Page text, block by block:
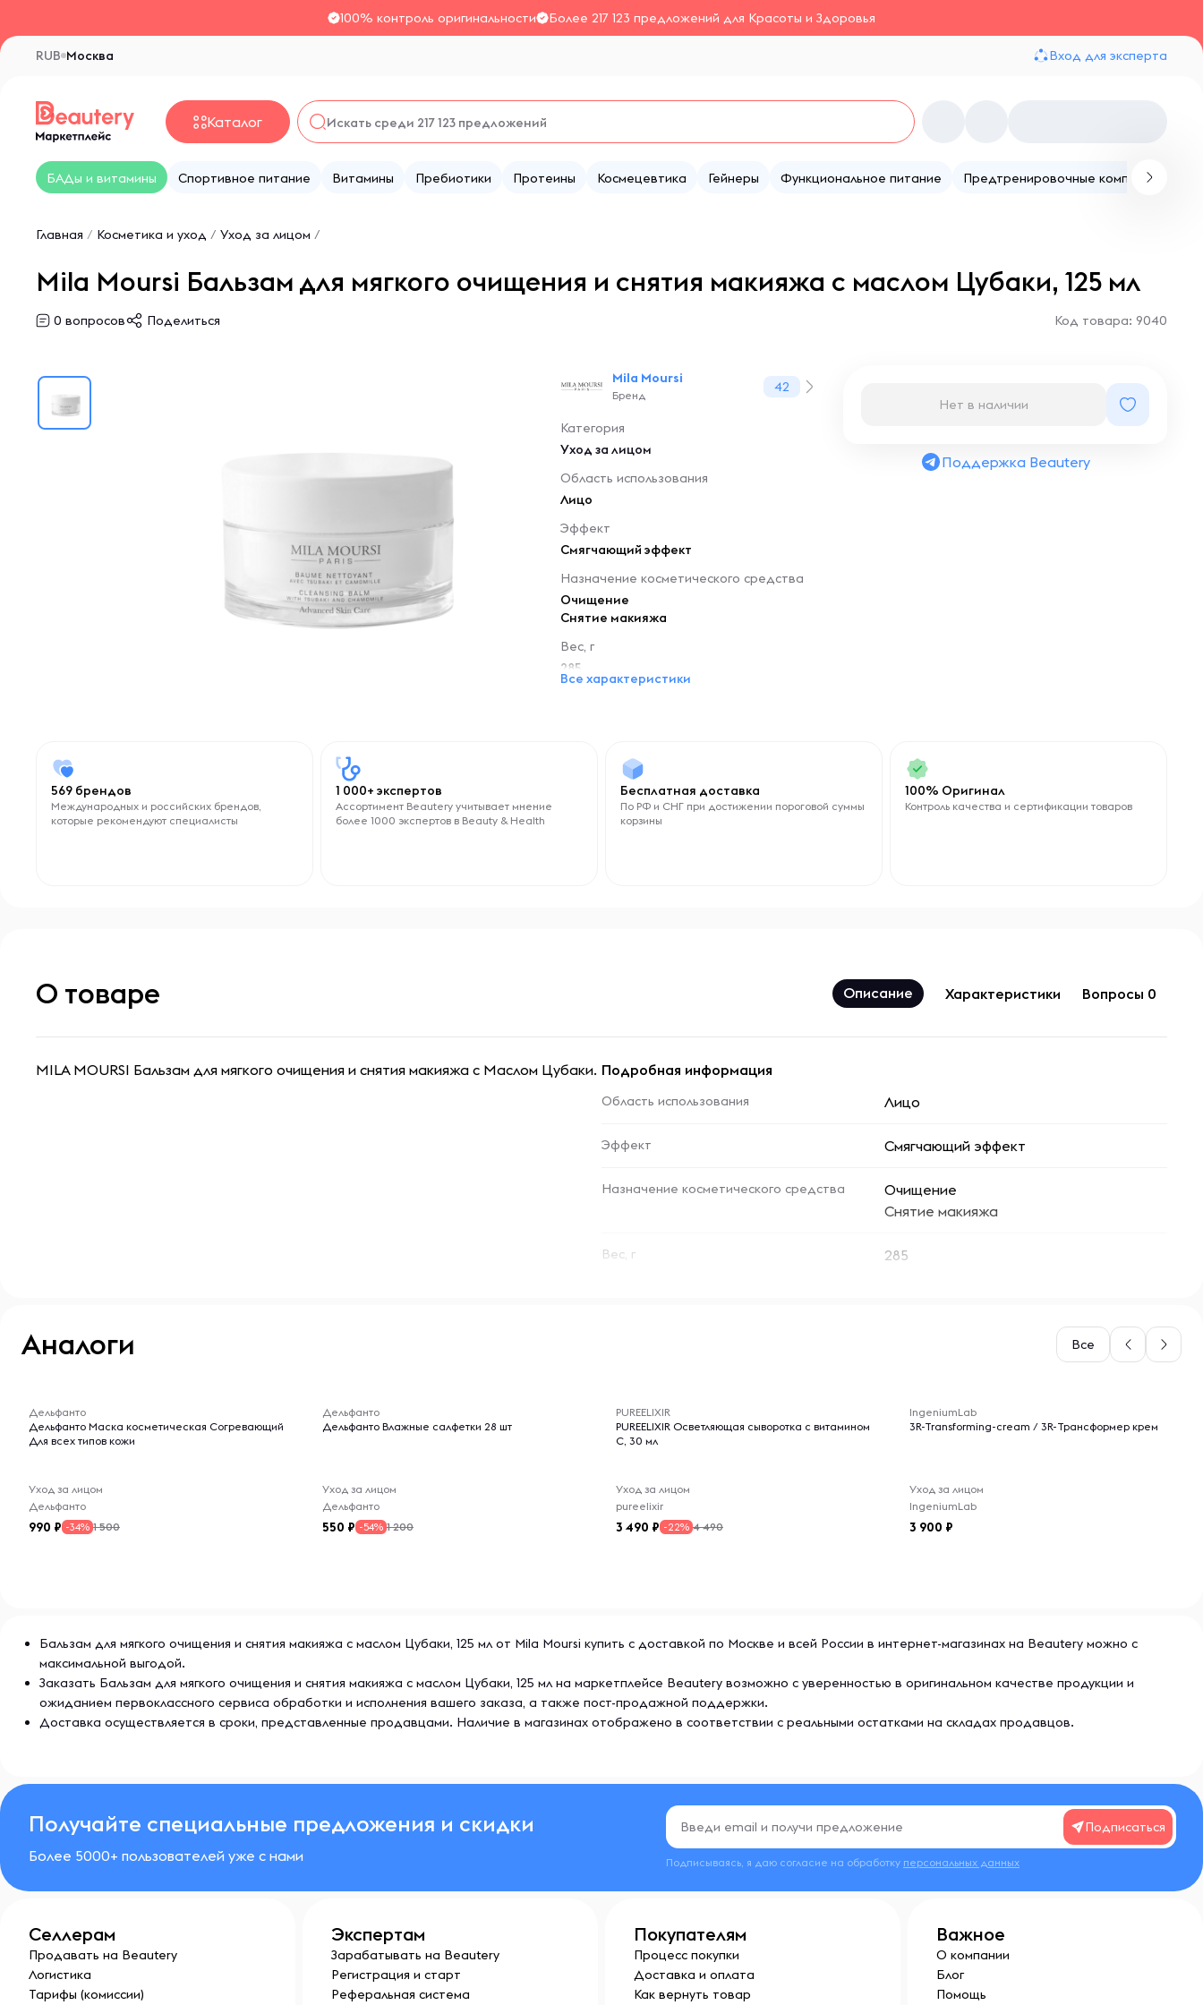
100% контроль оригинальности Более 217 123 предложений для Красоты и Здоровья
Москва
RUB Вход для эксперта
Каталог
БАДы и витамины Спортивное питание Витамины Пребиотики Протеины Космецевтика Гейнеры Функциональное питание Предтренировочные комплексы
Главная / Косметика и уход / Уход за лицом /
Mila Moursi Бальзам для мягкого очищения и снятия макияжа с маслом Цубаки, 125 мл
0 вопросов Поделиться Код товара: 9040
Mila Moursi
Бренд
42
Категория
Уход за лицом
Область использования
Лицо
Эффект
Смягчающий эффект
Назначение косметического средства
Очищение
Снятие макияжа
Вес, г
285
Все характеристики
Нет в наличии
Поддержка Beautery
569 брендов
Международных и российских брендов,
которые рекомендуют специалисты
1 000+ экспертов
Ассортимент Beautery учитывает мнение
более 1000 экспертов в Beauty & Health
Бесплатная доставка
По РФ и СНГ при достижении пороговой суммы
корзины
100% Оригинал
Контроль качества и сертификации товаров
О товаре Описание Характеристики Вопросы 0
MILA MOURSI Бальзам для мягкого очищения и снятия макияжа с Маслом Цубаки. Подробная информация
Область использования Лицо
Эффект Смягчающий эффект
Назначение косметического средства
Очищение
Снятие макияжа
Вес, г 285
Аналоги Все
Дельфанто
Дельфанто Маска косметическая Согревающий
Для всех типов кожи
Уход за лицом
Дельфанто
990 -34% 1 500
Дельфанто
Дельфанто Влажные салфетки 28 шт
Уход за лицом
Дельфанто
550 -54% 1 200
PUREELIXIR
PUREELIXIR Осветляющая сыворотка с витамином
С, 30 мл
Уход за лицом
pureelixir
3 490 -22% 4 490
IngeniumLab
3R-Transforming-cream / 3R-Трансформер крем
Уход за лицом
IngeniumLab
3 900
Бальзам для мягкого очищения и снятия макияжа с маслом Цубаки, 125 мл от Mila Moursi купить с доставкой по Москве и всей России в интернет-магазинах на Beautery можно с
максимальной выгодой.
Заказать Бальзам для мягкого очищения и снятия макияжа с маслом Цубаки, 125 мл на маркетплейсе Beautery возможно с уверенностью в оригинальном качестве продукции и
ожиданием первоклассного сервиса обработки и исполнения вашего заказа, а также пост-продажной поддержки.
Доставка осуществляется в сроки, представленные продавцами. Наличие в магазинах отображено в соответствии с реальными остатками на складах продавцов.
Получайте специальные предложения и скидки
Более 5000+ пользователей уже с нами
Подписаться
Подписываясь, я даю согласие на обработку персональных данных
Селлерам
Продавать на Beautery
Логистика
Тарифы (комиссии)
Экспертам
Зарабатывать на Beautery
Регистрация и старт
Реферальная система
Покупателям
Процесс покупки
Доставка и оплата
Как вернуть товар
Важное
О компании
Блог
Помощь